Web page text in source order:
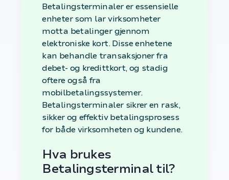
Betalingsterminaler er essensielle
enheter som lar virksomheter
motta betalinger gjennom
elektroniske kort. Disse enhetene
kan behandle transaksjoner fra
debet- og kredittkort, og stadig
oftere også fra
mobilbetalingssystemer.
Betalingsterminaler sikrer en rask,
sikker og effektiv betalingsprosess
for både virksomheten og kundene.
Hva brukes
Betalingsterminal til?